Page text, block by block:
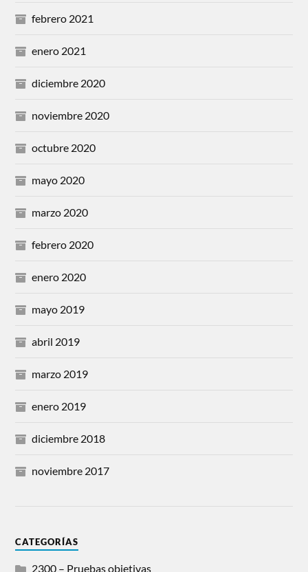
febrero 2021
enero 2021
diciembre 2020
noviembre 2020
octubre 2020
mayo 2020
marzo 2020
febrero 2020
enero 2020
mayo 2019
abril 2019
marzo 2019
enero 2019
diciembre 2018
noviembre 2017
CATEGORÍAS
2300 – Pruebas objetivas